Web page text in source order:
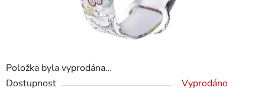
Položka byla vyprodána…
Dostupnost
Vyprodáno